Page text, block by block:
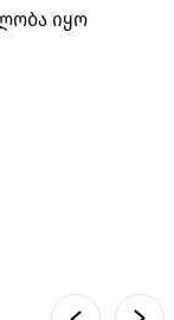
იყო